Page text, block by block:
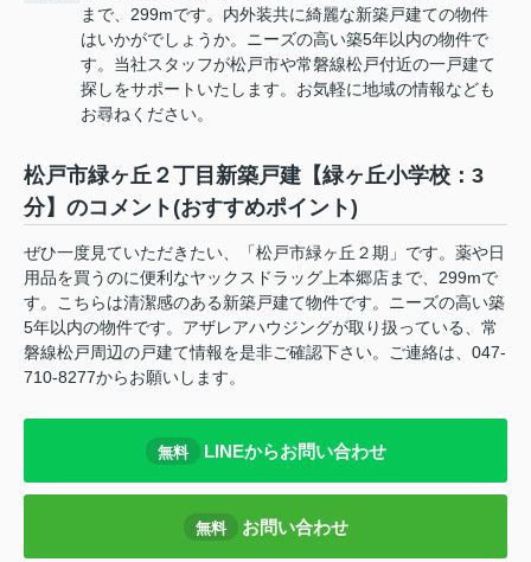
まで、299mです。内外装共に綺麗な新築戸建ての物件
はいかがでしょうか。ニーズの高い築5年以内の物件で
す。当社スタッフが松戸市や常磐線松戸付近の一戸建て
探しをサポートいたします。お気軽に地域の情報なども
お尋ねください。
松戸市緑ヶ丘２丁目新築戸建【緑ヶ丘小学校：3
分】のコメント(おすすめポイント)
ぜひ一度見ていただきたい、「松戸市緑ヶ丘２期」です。薬や日
用品を買うのに便利なヤックスドラッグ上本郷店まで、299mで
す。こちらは清潔感のある新築戸建て物件です。ニーズの高い築
5年以内の物件です。アザレアハウジングが取り扱っている、常
磐線松戸周辺の戸建て情報を是非ご確認下さい。ご連絡は、047-
710-8277からお願いします。
無料 LINEからお問い合わせ
無料 お問い合わせ